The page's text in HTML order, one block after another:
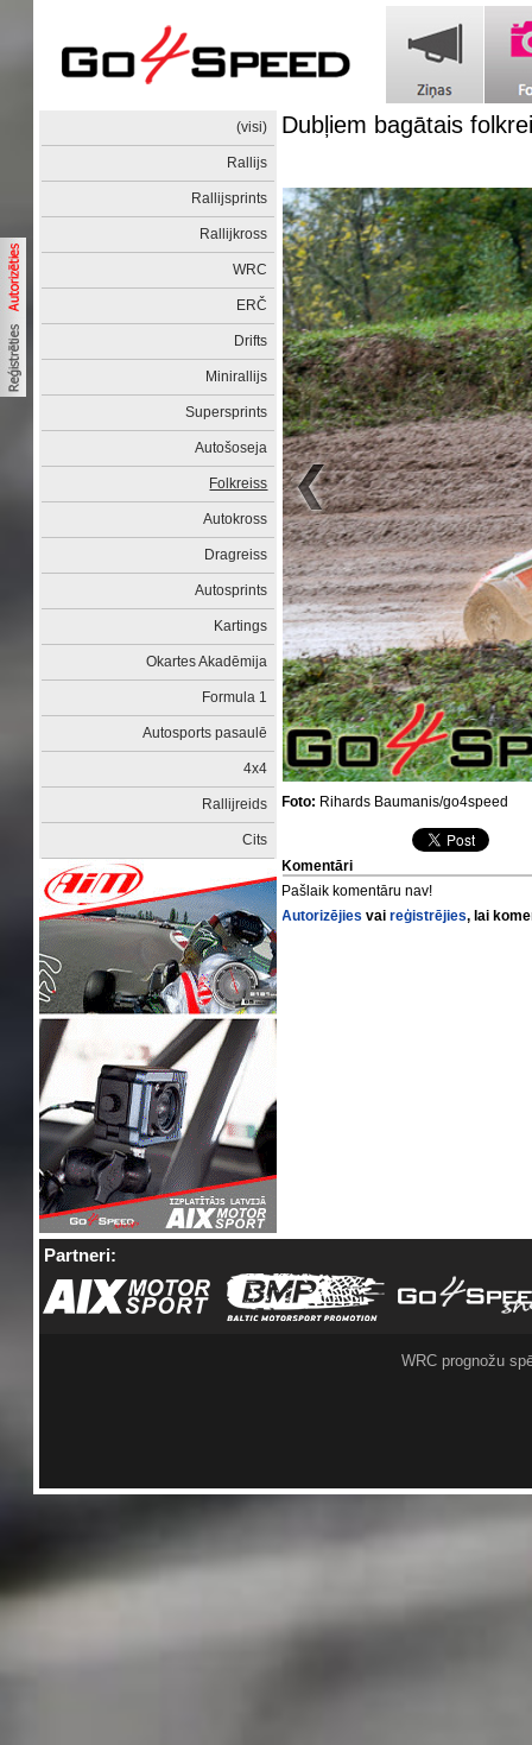
(visi)
Rallijs
Rallijsprints
Rallijkross
WRC
ERČ
Drifts
Minirallijs
Supersprints
Autošoseja
Folkreiss
Autokross
Dragreiss
Autosprints
Kartings
Okartes Akadēmija
Formula 1
Autosports pasaulē
4x4
Rallijreids
Cits
Dubļiem bagātais
Foto: Rihards Baumanis/go4speed
Komentāri
Pašlaik komentāru nav!
Autorizējies vaireģistrējies, lai
Partneri:
WRC prognožu